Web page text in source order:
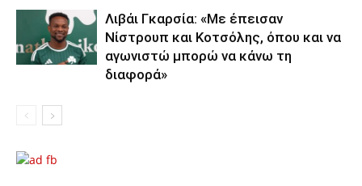
Λιβάι Γκαρσία: «Με έπεισαν
Νίστρουπ και Κοτσόλης, όπου και να
αγωνιστώ μπορώ να κάνω τη
διαφορά»